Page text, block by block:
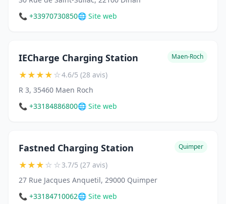
📞 +33970730850🌐 Site web
IECharge Charging Station Maen-Roch
★★★★☆4.6/5 (28 avis)
R 3, 35460 Maen Roch
📞 +33184886800🌐 Site web
Fastned Charging Station Quimper
★★★☆☆3.7/5 (27 avis)
27 Rue Jacques Anquetil, 29000 Quimper
📞 +33184710062🌐 Site web